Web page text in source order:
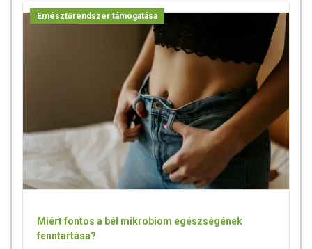
Emésztőrendszer támogatása
Miért fontos a bél mikrobiom egészségének
fenntartása?